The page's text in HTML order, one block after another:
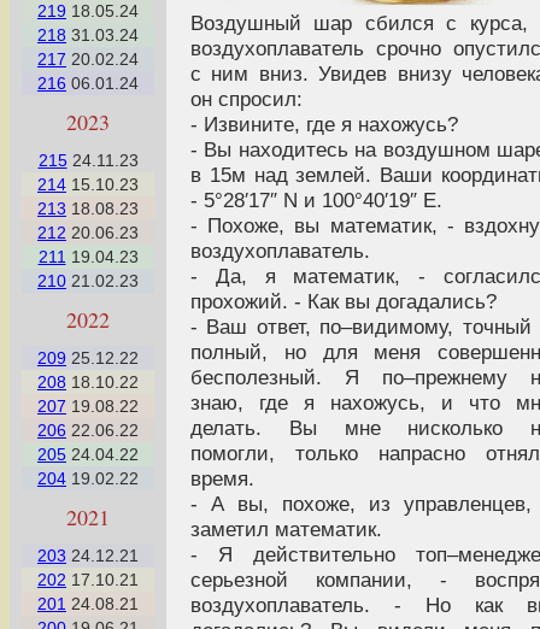
219 18.05.24
218 31.03.24
217 20.02.24
216 06.01.24
2023
21524.11.23
214 15.10.23
213 18.08.23
212 20.06.23
211 19.04.23
210 21.02.23
2022
209 25.12.22
208 18.10.22
207 19.08.22
206 22.06.22
205 24.04.22
204 19.02.22
2021
203 24.12.21
202 17.10.21
201 24.08.21
Воздушный шар сбился с курса,
воздухоплаватель срочно
с ним вниз. Увидев внизу
он спросил:
- Извините, где я нахожусь?
- Вы находитесь на воздушном
в 15м над землей. Ваши
- 5°28′17″ N и 100°40′19″ E.
- Похоже, вы математик, -
воздухоплаватель.
- Да, я математик, -
прохожий. - Как вы догадались?
- Ваш ответ, по–видимому, точный
полный, но для меня
бесполезный. Я по–прежнему
знаю, где я нахожусь, и что
делать. Вы мне нисколько
помогли, только напрасно
время.
- А вы, похоже, из
заметил математик.
- Я действительно
серьезной компании, -
воздухоплаватель. - Но как